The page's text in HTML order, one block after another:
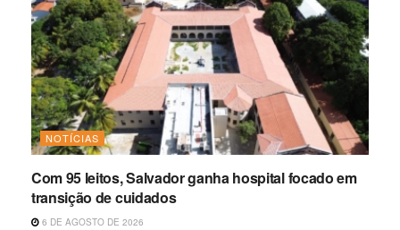
NOTÍCIAS
Com 95 leitos, Salvador ganha hospital focado em
transição de cuidados
6 DE AGOSTO DE 2026